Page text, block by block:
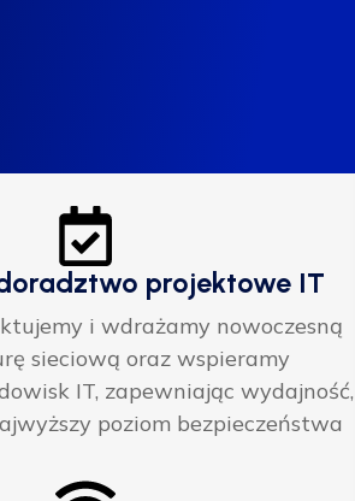
projektowe IT
i wdrażamy nowoczesną
sieciową oraz wspieramy
IT, zapewniając wydajność,
poziom bezpieczeństwa